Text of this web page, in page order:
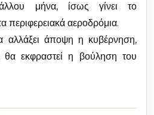
μήνα, ίσως γίνει το
περιφερειακά αεροδρόμια.
αλλάξει άποψη η κυβέρνηση,
θα εκφραστεί η βούληση του